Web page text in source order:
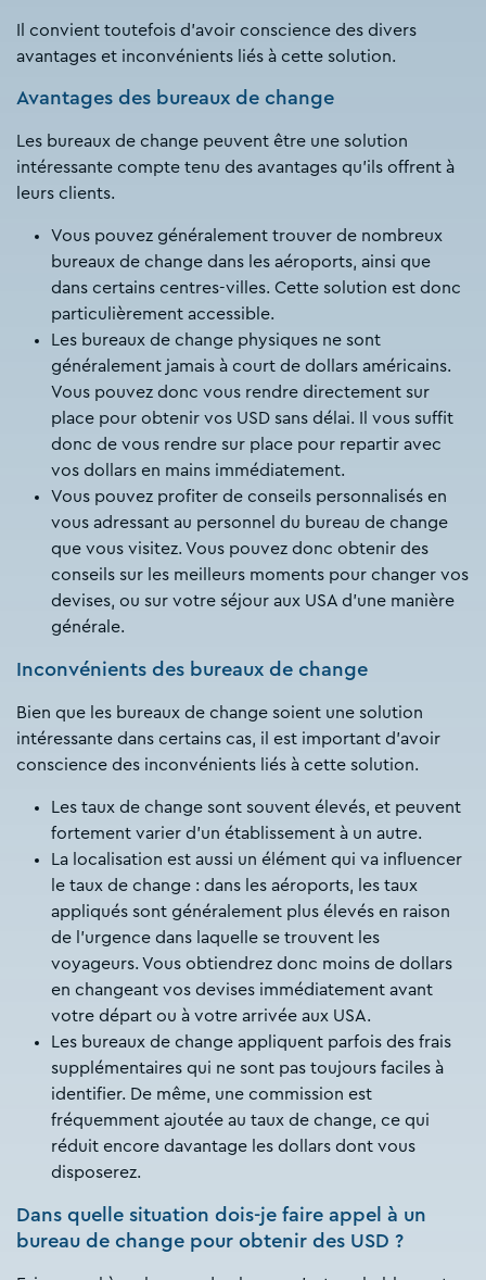
Il convient toutefois d’avoir conscience des divers
avantages et inconvénients liés à cette solution.
Avantages des bureaux de change
Les bureaux de change peuvent être une solution
intéressante compte tenu des avantages qu’ils offrent à
leurs clients.
Vous pouvez généralement trouver de nombreux
bureaux de change dans les aéroports, ainsi que
dans certains centres-villes. Cette solution est donc
particulièrement accessible.
Les bureaux de change physiques ne sont
généralement jamais à court de dollars américains.
Vous pouvez donc vous rendre directement sur
place pour obtenir vos USD sans délai. Il vous suffit
donc de vous rendre sur place pour repartir avec
vos dollars en mains immédiatement.
Vous pouvez profiter de conseils personnalisés en
vous adressant au personnel du bureau de change
que vous visitez. Vous pouvez donc obtenir des
conseils sur les meilleurs moments pour changer vos
devises, ou sur votre séjour aux USA d’une manière
générale.
Inconvénients des bureaux de change
Bien que les bureaux de change soient une solution
intéressante dans certains cas, il est important d’avoir
conscience des inconvénients liés à cette solution.
Les taux de change sont souvent élevés, et peuvent
fortement varier d’un établissement à un autre.
La localisation est aussi un élément qui va influencer
le taux de change : dans les aéroports, les taux
appliqués sont généralement plus élevés en raison
de l’urgence dans laquelle se trouvent les
voyageurs. Vous obtiendrez donc moins de dollars
en changeant vos devises immédiatement avant
votre départ ou à votre arrivée aux USA.
Les bureaux de change appliquent parfois des frais
supplémentaires qui ne sont pas toujours faciles à
identifier. De même, une commission est
fréquemment ajoutée au taux de change, ce qui
réduit encore davantage les dollars dont vous
disposerez.
Dans quelle situation dois-je faire appel à un
bureau de change pour obtenir des USD ?